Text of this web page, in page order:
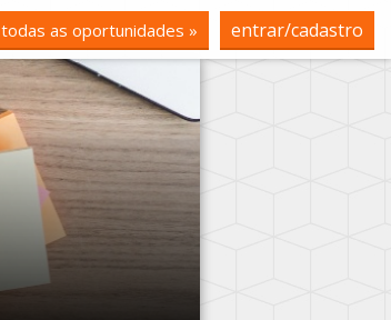
todas as oportunidades » entrar/cadastro